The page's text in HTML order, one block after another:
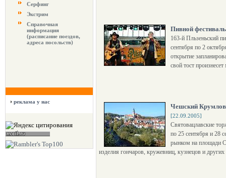
Серфинг
Экстрим
Справочная
информация
(расписание поездов,
адреса посольств)
реклама у нас
Пивной
163-й Пльзеньский
сентября по 2
открытие
свой тост
Чешский Крумлов
[22.09.2005]
Святовацлавские
по 25 сентября и 28
рынком на площади
изделия гончаров, кружевниц, кузнецов и